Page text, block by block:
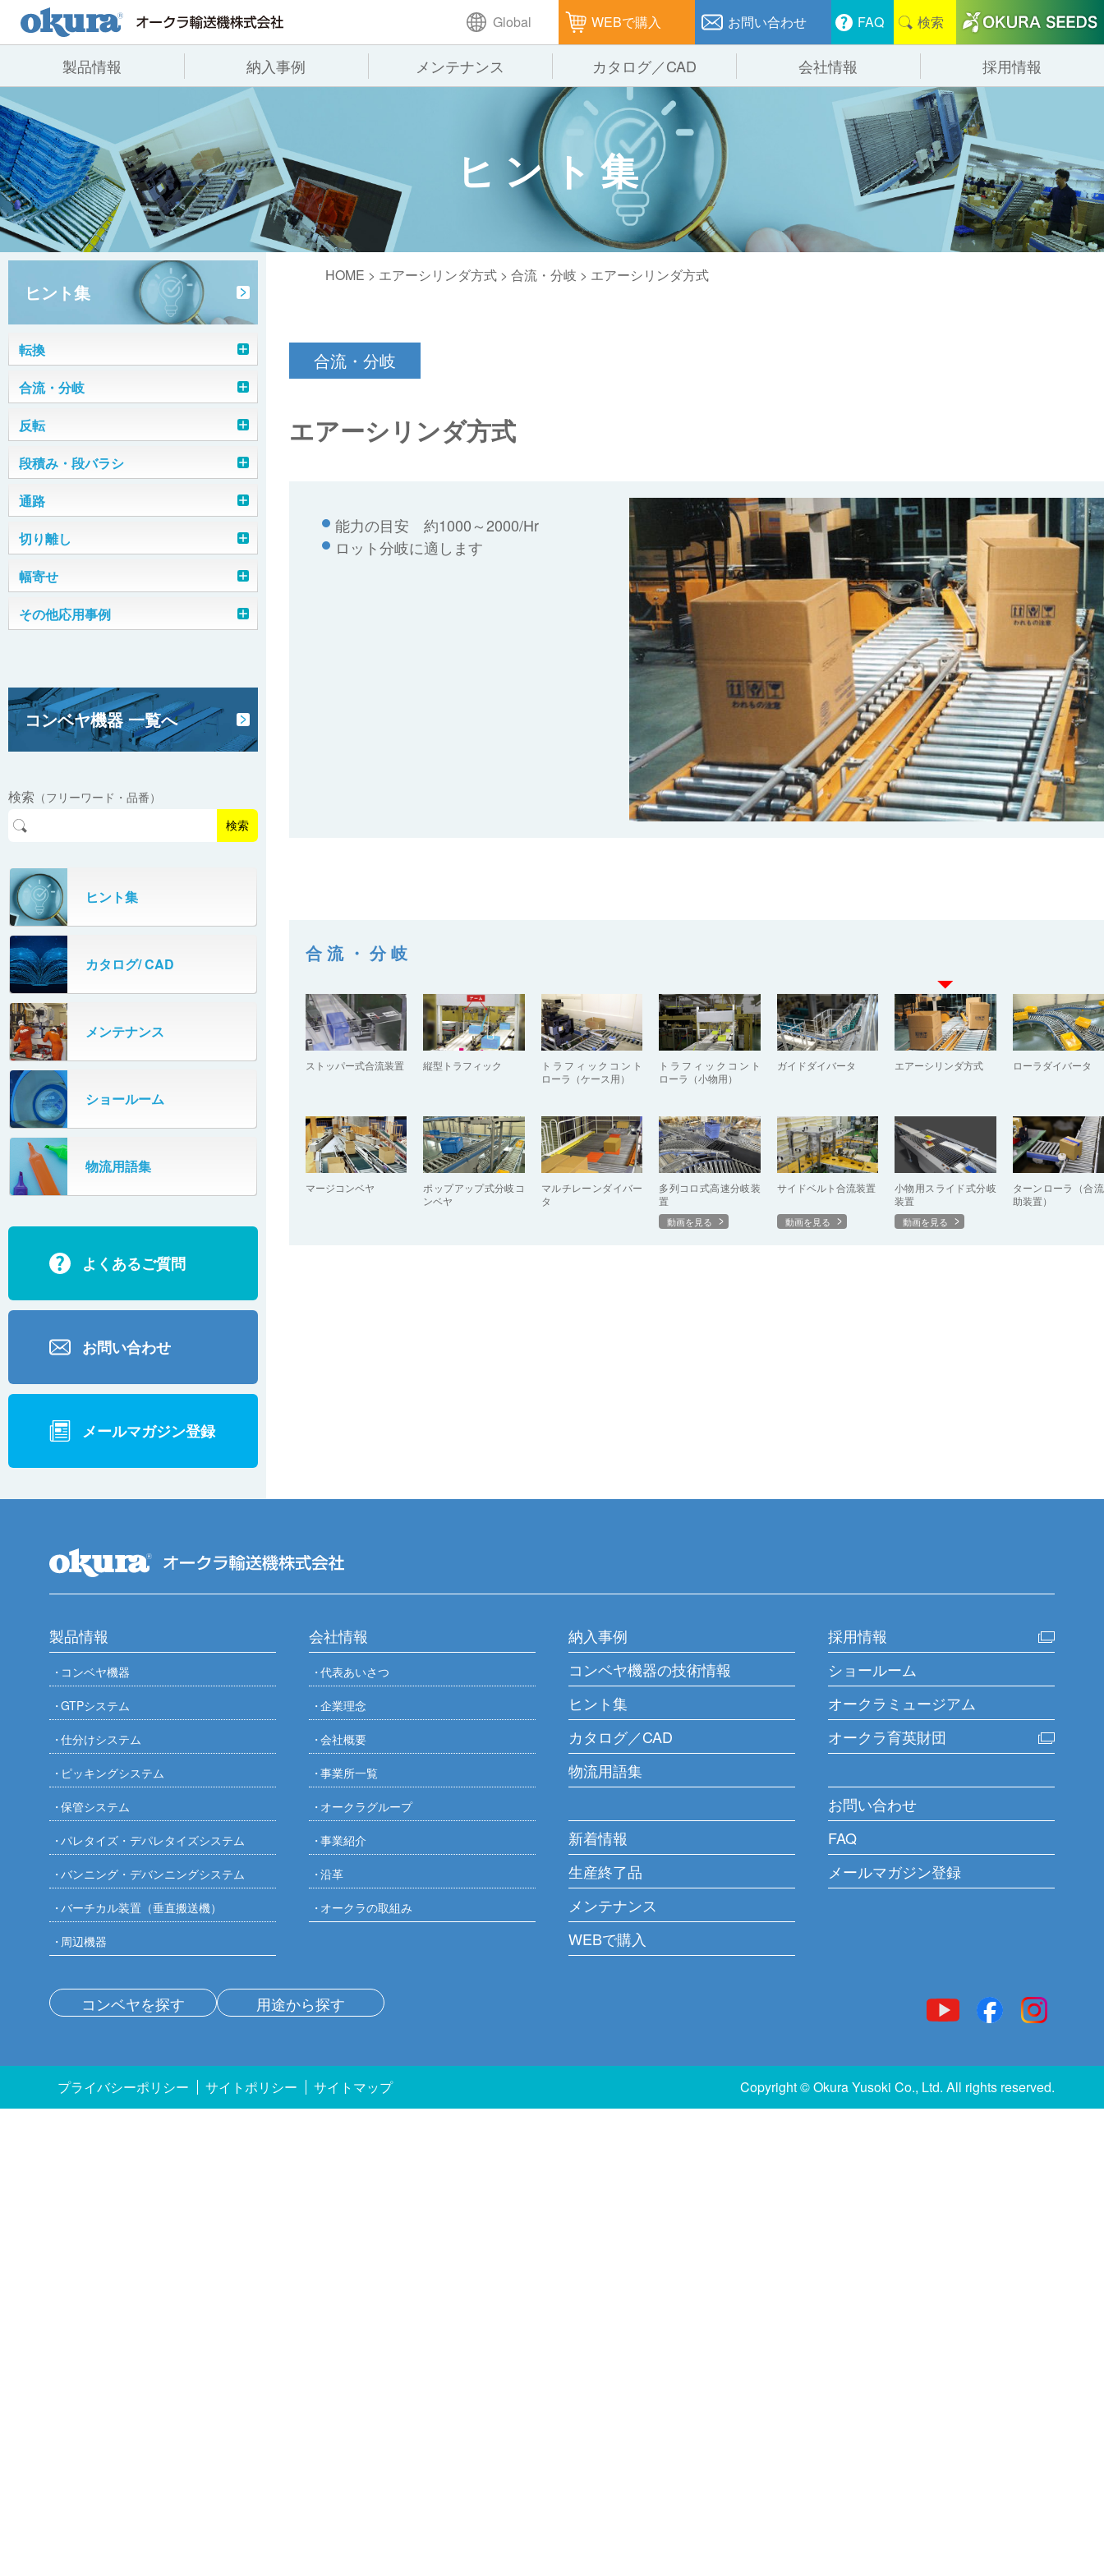
Global WEBで購入 お問い合わせ FAQ 検索
製品情報
製品情報
コンベヤ機器
コンベヤ機器を探す
用途から探す
コンベヤ機器の技術情報
ヒント集
仕分けシステム
ピッキングシステム 保管システム
パレタイズ・デパレタイズシステム バンニング・デバンニングシステム
バーチカル装置（垂直搬送機）
納入事例
納入事例
全業種 物流
飲料 通販
メンテナンス カタログ／CAD
会社情報
会社情報
代表あいさつ 会社概要
事業所一覧 オークラグループ
沿革
採用情報
ヒント集
ヒント集
転換
チェーン転換機
平ベルト転換機
モータローラ転換機
三交差転換機
駆動ターンテーブル転換機
プッシャ・プラー装置 （ケース・プラ
プッシャ・プラー装置（ドラム缶）
トラバーサー（18ℓ缶）
トラバーサー（ドラム缶）
ロータリーテーブル
ターンコンベヤ
ターンストッパ
ターンローラ
合流・分岐
ストッパー式合流装置
縦型トラフィック
トラフィックコントローラ（ケース
用）
トラフィックコントローラ（小物用）
ガイドダイバータ
エアーシリンダ方式
マージコンベヤ
ポップアップ式分岐コンベヤ
マルチレーンダイバータ
多列コロ式高速分岐装置
サイドベルト合流装置
小物用スライド式分岐装置
ターンローラ（合流補助装置）
反転
反転シュート
落下反転
グリッドターン装置
90°ターン装置
エアープッシャ反転装置
グラビティ反転装置（小箱）
反転排出装置（リサイクルセンター）
グラビティ反転装置（プラコン）
段積み・段バラシ
段積み装置（番重）
段バラシ装置（番重）
段バラシ装置（缶）
段積み・段バラシ装置 （ドーリー台車
用）
通路
オーバーブリッジ
はね上げ装置
はね上げ装置（ダブル）
伸縮コンベヤ
フリーカーブコンベヤ
ベルコンミニ通路装置
スキマプレート通路補助装置
切り離し
モータローラ方式
短機長コンベヤ方式
幅寄せ
幅寄せ装置
その他応用事例
ガイドスクレーパ
プラスチックベルトシュート
振動コンベヤ（袋用）
リジェクトコンベヤ（ダンパタイプ）
リジェクトコンベヤ（伸縮タイプ）
多段式伸縮コンベヤ
多段式伸縮コンベヤ（フリーローラ）
直置きコンベヤ（ペタコン）
シッパーフタ装着装置
PPバンドカッター
超長機長プラスチックベルコン
食品検査用コンベヤ
荷姿矯正装置
シュート（バー仕様）
シュート（コロコンキャリヤー仕様）
ゴミ受けカバー
コンベヤカバー
コンベヤ機器 一覧へ
検索 （フリーワード・品番）
検索
ヒント集
カタログ/ CAD
メンテナンス
ショールーム
物流用語集
よくあるご質問
お問い合わせ
メールマガジン登録
HOME > エアーシリンダ方式 > 合流・分岐 > エアーシリンダ方式
合流・分岐
エアーシリンダ方式
能力の目安 約1000～2000/Hr
ロット分岐に適します
合流・分岐
ストッパー式合流装置 縦型トラフィック
トラフィックコント
ローラ（ケース用）
トラフィックコント
ローラ（小物用）
ガイドダイバータ エアーシリンダ方式 ローラダイバータ
マージコンベヤ
ポップアップ式分岐コ
ンベヤ
マルチレーンダイバー
タ
多列コロ式高速分岐装
置
動画を見る
サイドベルト合流装置
動画を見る
小物用スライド式分岐
装置
動画を見る
ターンローラ（合
助装置）
製品情報
コンベヤ機器
GTPシステム
仕分けシステム
ピッキングシステム
保管システム
パレタイズ・デパレタイズシステム
バンニング・デバンニングシステム
バーチカル装置（垂直搬送機）
周辺機器
会社情報
代表あいさつ
企業理念
会社概要
事業所一覧
オークラグループ
事業紹介
沿革
オークラの取組み
納入事例
コンベヤ機器の技術情報
ヒント集
カタログ／CAD
物流用語集
新着情報
生産終了品
メンテナンス
WEBで購入
採用情報
ショールーム
オークラミュージアム
オークラ育英財団
お問い合わせ
FAQ
メールマガジン登録
コンベヤを探す 用途から探す
プライバシーポリシー サイトポリシー サイトマップ Copyright © Okura Yusoki Co., Ltd. All rights reserved.